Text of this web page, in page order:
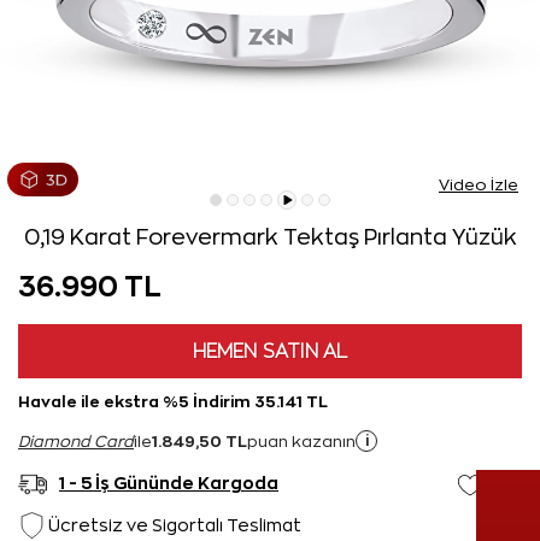
Video İzle
0,19 Karat Forevermark Tektaş Pırlanta Yüzük
36.990 TL
HEMEN SATIN AL
Havale ile ekstra %5 İndirim 35.141 TL
Diamond Cardile1.849,50 TL puan kazanın i
1 - 5 İş Gününde Kargoda
Ücretsiz ve Sigortalı Teslimat